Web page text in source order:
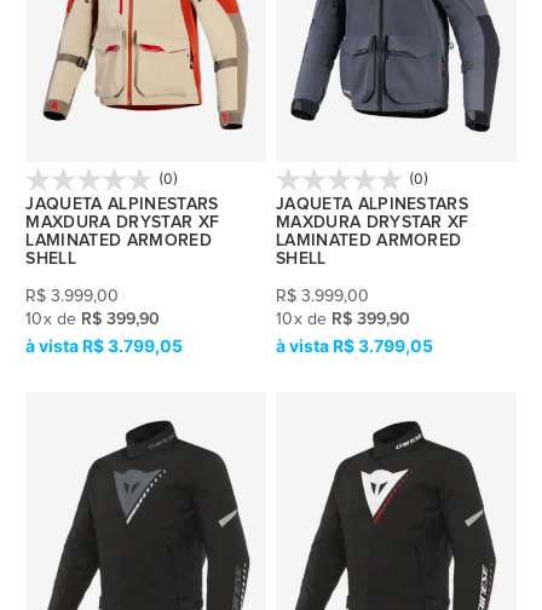
(0)
JAQUETA ALPINESTARS
MAXDURA DRYSTAR XF
LAMINATED ARMORED
SHELL
R$ 3.999,00
10x de R$ 399,90
R$ 3.799,05
(0)
JAQUETA ALPINESTARS
MAXDURA DRYSTAR XF
LAMINATED ARMORED
SHELL
R$ 3.999,00
10x de R$ 399,90
R$ 3.799,05